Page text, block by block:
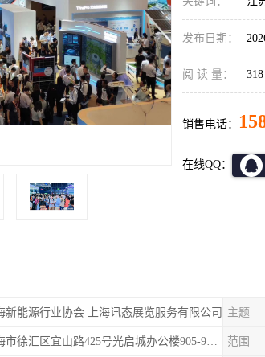
发布日期：
阅 读 量： 318
销售电话：
在线QQ：
新能源行业协会 上海讯态展览服务有限公司 主题
上海市徐汇区宜山路425号光启城办公楼905-907室 范围